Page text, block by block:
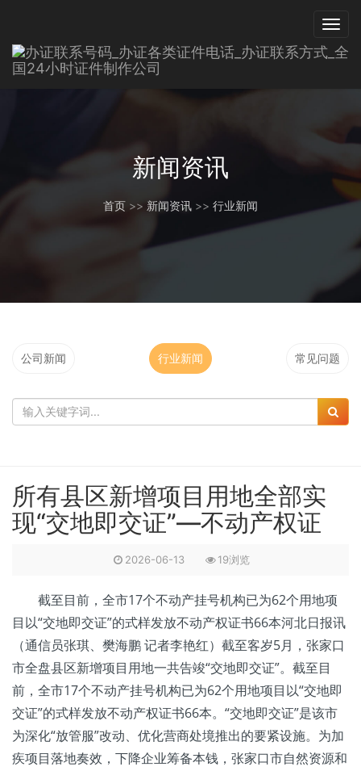
新闻资讯
首页 >> 新闻资讯 >> 行业新闻
公司新闻 行业新闻 常见问题
所有县区新增项目用地全部实
现“交地即交证”—不动产权证
2026-06-13 19浏览
截至目前，全市17个不动产挂号机构已为62个用地项
目以“交地即交证”的式样发放不动产权证书66本河北日报讯
（通信员张琪、樊海鹏 记者李艳红）截至客岁5月，张家口
市全盘县区新增项目用地一共告竣“交地即交证”。截至目
前，全市17个不动产挂号机构已为62个用地项目以“交地即
交证”的式样发放不动产权证书66本。“交地即交证”是该市
为深化“放管服”改动、优化营商处境推出的要紧设施。为加
疾项目落地奏效，下降企业筹备本钱，张家口市自然资源和